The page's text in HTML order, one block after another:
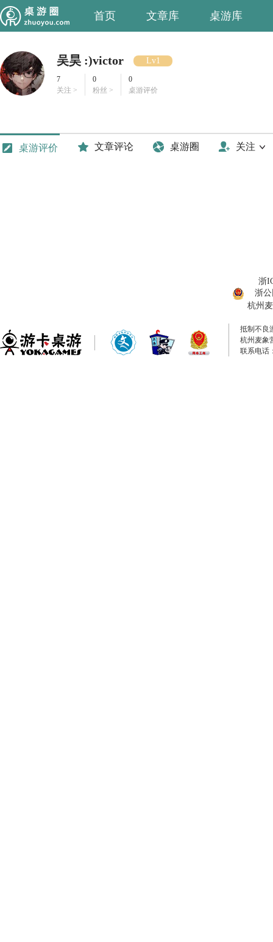
首页 文章库 桌游库
吴昊 :)victor Lv1
7
关注 >
0
粉丝 >
0
桌游评价
桌游评价 文章评论 桌游圈 关注
浙
浙公
杭州
抵制不良
杭州麦象
联系电话